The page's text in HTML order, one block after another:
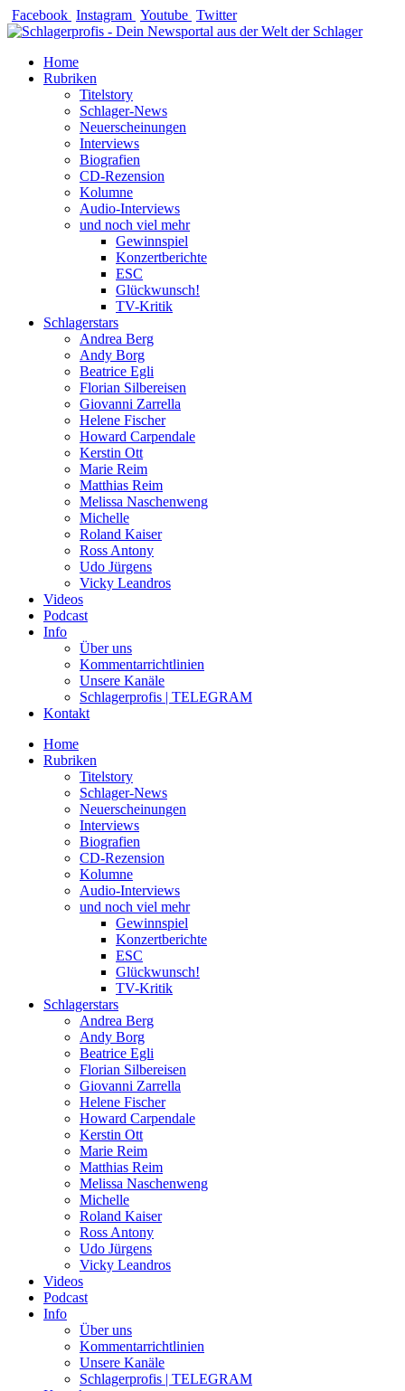
Zum
Inhalt
Facebook Instagram Youtube Twitter
Home
Rubriken
Titelstory
Schlager-News
Neuerscheinungen
Interviews
Biografien
CD-Rezension
Kolumne
Audio-Interviews
und noch viel mehr
Gewinnspiel
Konzertberichte
ESC
Glückwunsch!
TV-Kritik
Schlagerstars
Andrea Berg
Andy Borg
Beatrice Egli
Florian Silbereisen
Giovanni Zarrella
Helene Fischer
Howard Carpendale
Kerstin Ott
Marie Reim
Matthias Reim
Melissa Naschenweng
Michelle
Roland Kaiser
Ross Antony
Udo Jürgens
Vicky Leandros
Videos
Podcast
Info
Über uns
Kommentarrichtlinien
Unsere Kanäle
Schlagerprofis | TELEGRAM
Kontakt
Home
Rubriken
Titelstory
Schlager-News
Neuerscheinungen
Interviews
Biografien
CD-Rezension
Kolumne
Audio-Interviews
und noch viel mehr
Gewinnspiel
Konzertberichte
ESC
Glückwunsch!
TV-Kritik
Schlagerstars
Andrea Berg
Andy Borg
Beatrice Egli
Florian Silbereisen
Giovanni Zarrella
Helene Fischer
Howard Carpendale
Kerstin Ott
Marie Reim
Matthias Reim
Melissa Naschenweng
Michelle
Roland Kaiser
Ross Antony
Udo Jürgens
Vicky Leandros
Videos
Podcast
Info
Über uns
Kommentarrichtlinien
Unsere Kanäle
Schlagerprofis | TELEGRAM